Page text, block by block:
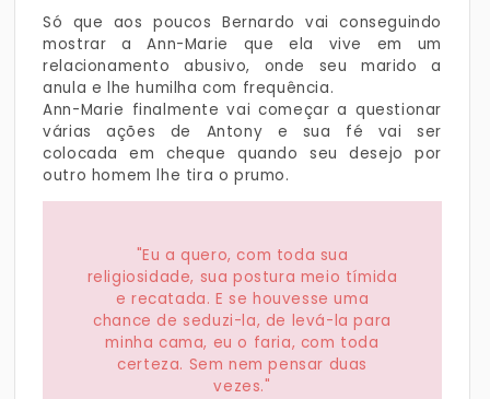
Só que aos poucos Bernardo vai conseguindo
mostrar a Ann-Marie que ela vive em um
relacionamento abusivo, onde seu marido a
anula e lhe humilha com frequência.
Ann-Marie finalmente vai começar a questionar
várias ações de Antony e sua fé vai ser
colocada em cheque quando seu desejo por
outro homem lhe tira o prumo.
"Eu a quero, com toda sua
religiosidade, sua postura meio tímida
e recatada. E se houvesse uma
chance de seduzi-la, de levá-la para
minha cama, eu o faria, com toda
certeza. Sem nem pensar duas
vezes."